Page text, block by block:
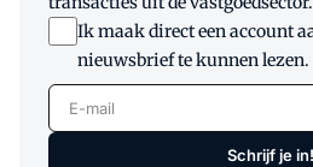
Ik maak direct een account
nieuwsbrief te kunnen lezen.
E-mail
Schrijf je in!